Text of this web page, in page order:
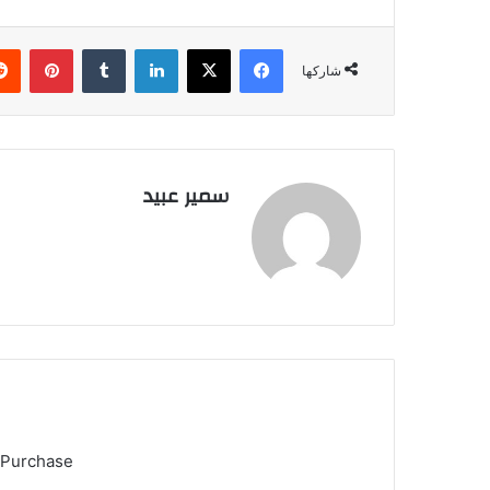
شاركها
فيسبوك ‫X لينكدإن
سمير عبيد